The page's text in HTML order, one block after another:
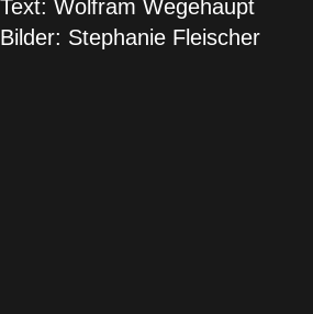
Text: Wolfram Wegehaupt
Bilder: Stephanie Fleischer